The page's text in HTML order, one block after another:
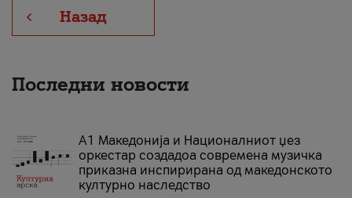
Назад
Последни новости
А1 Македонија и Националниот џез
оркестар создадоа современа музичка
приказна инспирирана од македонското
културно наследство